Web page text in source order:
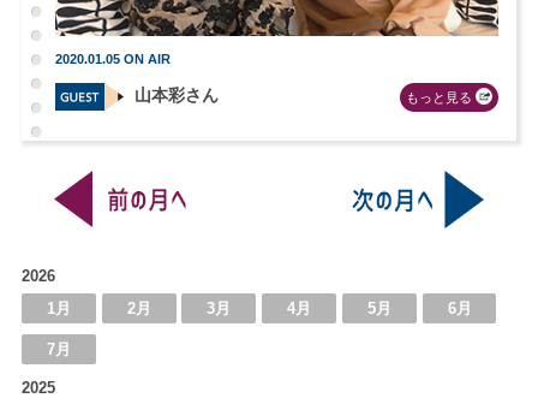
2020.01.05 ON AIR
山本彩さん もっと見る
2026
1月
2月 3月 4月 5月 6月
7月
2025